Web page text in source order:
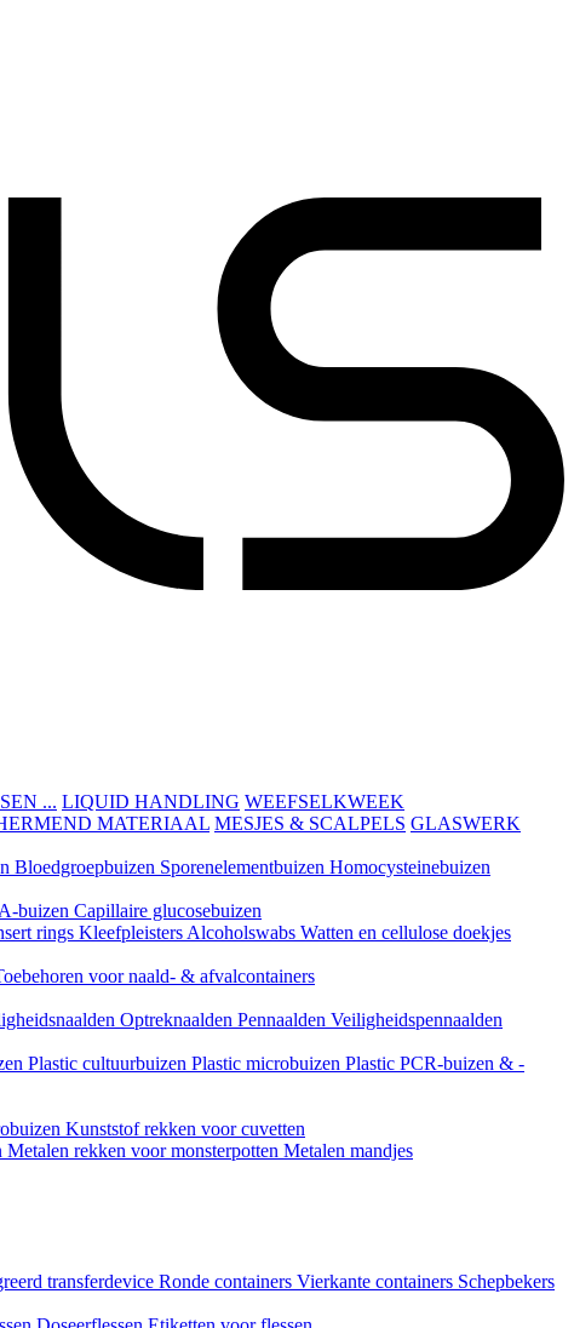
... LIQUID HANDLING WEEFSELKWEEK
MATERIAAL MESJES & SCALPELS GLASWERK
Bloedgroepbuizen Sporenelementbuizen Homocysteinebuizen
buizen Capillaire glucosebuizen
rings Kleefpleisters Alcoholswabs Watten en cellulose doekjes
voor naald- & afvalcontainers
Optreknaalden Pennaalden Veiligheidspennaalden
Plastic cultuurbuizen Plastic microbuizen Plastic PCR-buizen & -
Kunststof rekken voor cuvetten
Metalen rekken voor monsterpotten Metalen mandjes
transferdevice Ronde containers Vierkante containers Schepbekers